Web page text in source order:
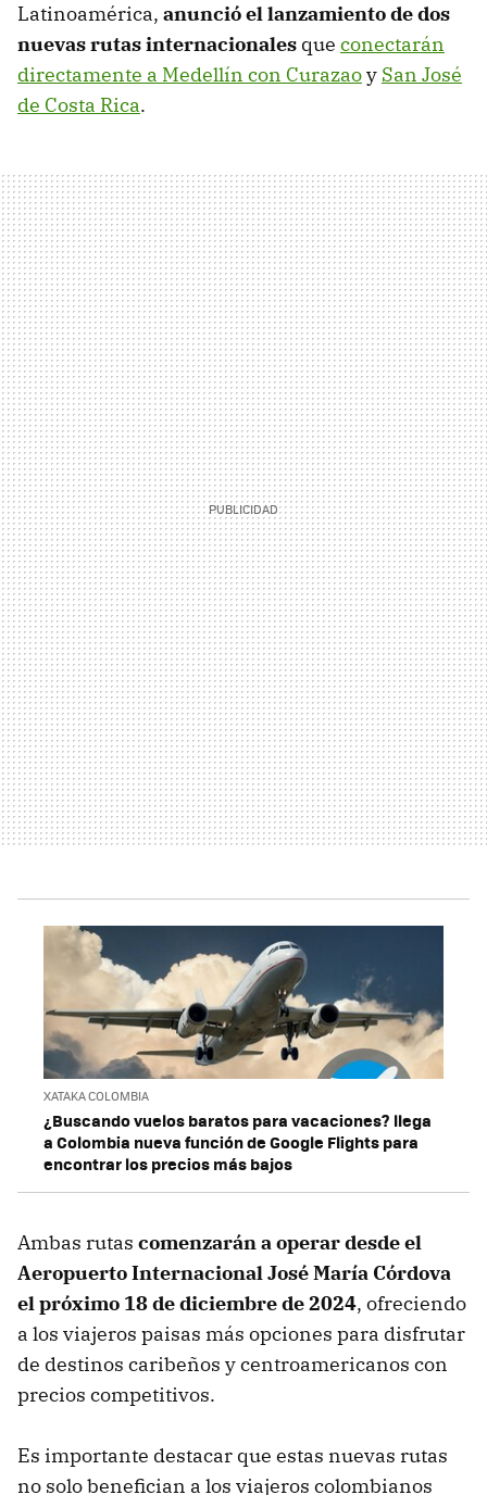
Latinoamérica, anunció el lanzamiento de dos
nuevas rutas internacionales que conectarán
directamente a Medellín con Curazaoy San José
de Costa Rica.
XATAKA COLOMBIA
¿Buscando vuelos baratos para vacaciones? llega
a Colombia nueva función de Google Flights para
encontrar los precios más bajos
Ambas rutas comenzarán a operar desde el
Aeropuerto Internacional José María Córdova
el próximo 18 de diciembre de 2024, ofreciendo
a los viajeros paisas más opciones para disfrutar
de destinos caribeños y centroamericanos con
precios competitivos.
Es importante destacar que estas nuevas rutas
no solo benefician a los viajeros colombianos